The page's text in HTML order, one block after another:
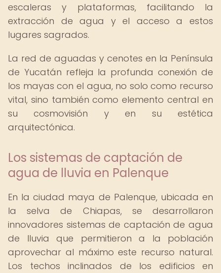
escaleras y plataformas, facilitando la
extracción de agua y el acceso a estos
lugares sagrados.
La red de aguadas y cenotes en la Península
de Yucatán refleja la profunda conexión de
los mayas con el agua, no solo como recurso
vital, sino también como elemento central en
su cosmovisión y en su estética
arquitectónica.
Los sistemas de captación de
agua de lluvia en Palenque
En la ciudad maya de Palenque, ubicada en
la selva de Chiapas, se desarrollaron
innovadores sistemas de captación de agua
de lluvia que permitieron a la población
aprovechar al máximo este recurso natural.
Los techos inclinados de los edificios en